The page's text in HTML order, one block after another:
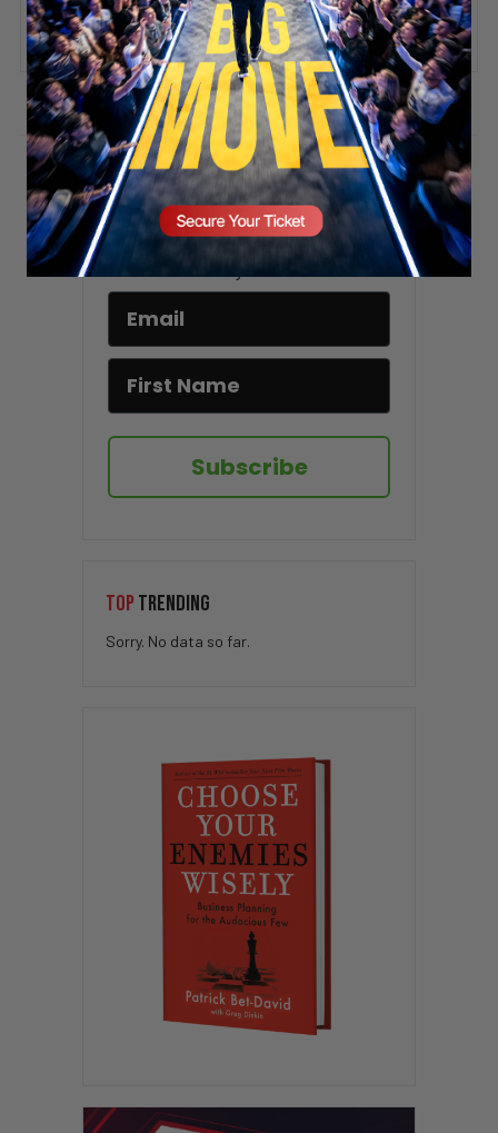
You must belogged into post a comment.
Stay updated!
Sign up here to receive VT's daily
newsletter in your email inbox.
Subscribe
TOP TRENDING
Sorry. No data so far.
SECURE YOUR SEAT